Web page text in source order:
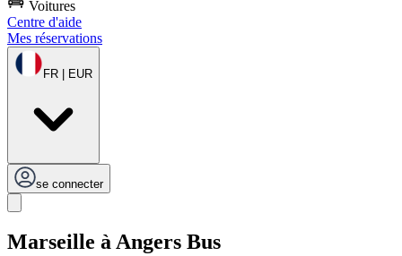
Voitures
Centre d'aide
Mes réservations
FR | EUR
se connecter
Marseille à Angers Bus